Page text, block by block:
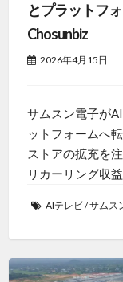
とプラットフ
Chosunbiz
2026年4月15日
サムスン電子が
ットフォームへ
ストアの拡充を
リカーリング収
AIテレビ/サムス